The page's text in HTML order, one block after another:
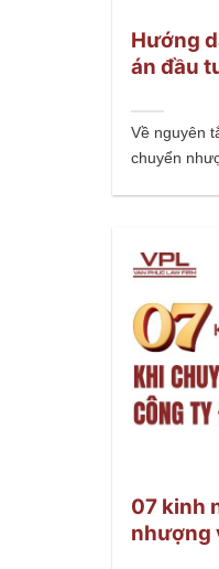
Hướng
án đầu
Về nguyên
chuyển
07 kinh
nhượng